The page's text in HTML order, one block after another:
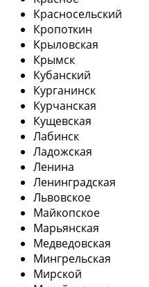
Красносельский
Кропоткин
Крыловская
Крымск
Кубанский
Курганинск
Курчанская
Кущевская
Лабинск
Ладожская
Ленина
Ленинградская
Львовское
Майкопское
Марьянская
Медведовская
Мингрельская
Мирской